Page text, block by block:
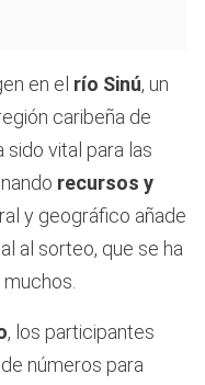
en el río Sinú, un
caribeña de
sido vital para las
recursos y
y geográfico añade
al sorteo, que se ha
, los participantes
números para